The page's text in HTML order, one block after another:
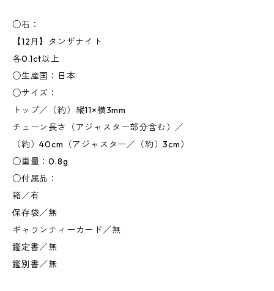
○石：
【12月】タンザナイト
各0.1ct以上
○生産国：日本
○サイズ：
トップ／（約）縦11×横3mm
チェーン長さ（アジャスター部分含む）／
（約）40cm（アジャスター／（約）3cm）
○重量：0.8g
○付属品：
箱／有
保存袋／無
ギャランティーカード／無
鑑定書／無
鑑別書／無